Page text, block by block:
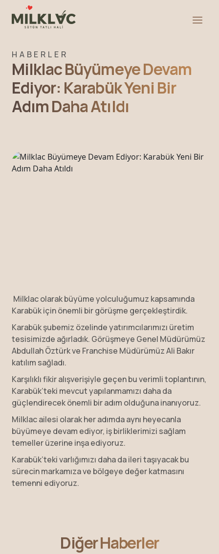
HABERLER
Milklac Büyümeye Devam
Ediyor: Karabük Yeni Bir
Adım Daha Atıldı
Milklac olarak büyüme yolculuğumuz kapsamında
Karabük için önemli bir görüşme gerçekleştirdik.
Karabük şubemiz özelinde yatırımcılarımızı üretim
tesisimizde ağırladık. Görüşmeye Genel Müdürümüz
Abdullah Öztürk ve Franchise Müdürümüz Ali Bakır
katılım sağladı.
Karşılıklı fikir alışverişiyle geçen bu verimli toplantının,
Karabük’teki mevcut yapılanmamızı daha da
güçlendirecek önemli bir adım olduğuna inanıyoruz.
Milklac ailesi olarak her adımda aynı heyecanla
büyümeye devam ediyor, iş birliklerimizi sağlam
temeller üzerine inşa ediyoruz.
Karabük’teki varlığımızı daha da ileri taşıyacak bu
sürecin markamıza ve bölgeye değer katmasını
temenni ediyoruz.
Diğer Haberler